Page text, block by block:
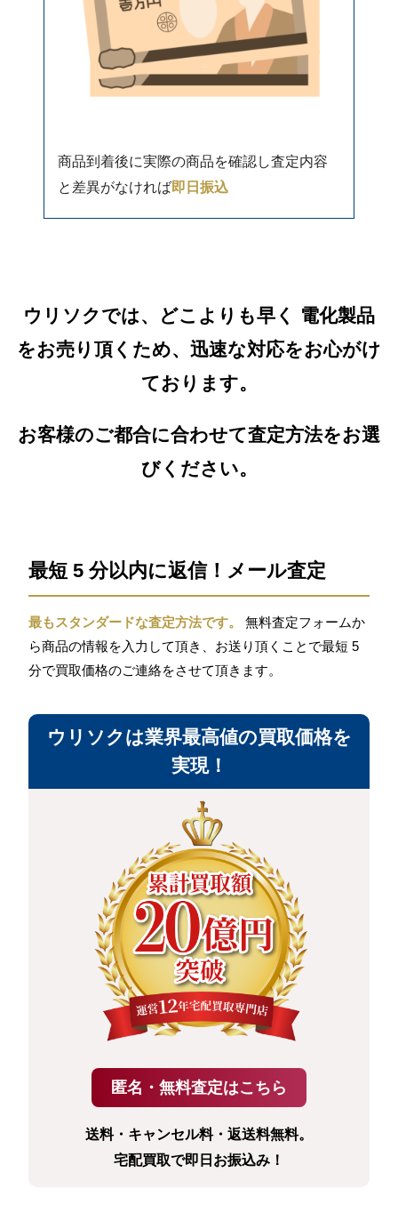
商品到着後に実際の商品を確認し査定内容
と差異がなければ即日振込
ウリソクでは、どこよりも早く 電化製品
をお売り頂くため、迅速な対応をお心がけ
ております。
お客様のご都合に合わせて査定方法をお選
びください。
最短 5 分以内に返信！メール査定
最もスタンダードな査定方法です。
無料査定フォームか
ら商品の情報を入力して頂き、お送り頂くことで最短 5
分で買取価格のご連絡をさせて頂きます。
ウリソクは業界最高値の買取価格を
実現！
送料・キャンセル料・返送料無料。
宅配買取で即日お振込み！